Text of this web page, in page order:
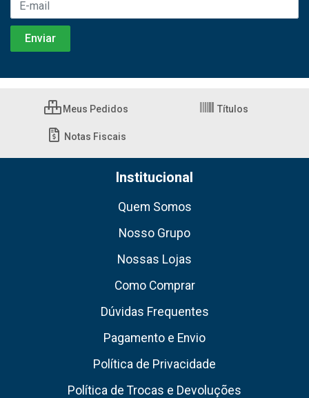
Meus Pedidos Títulos
Notas Fiscais
Institucional
Quem Somos
Nosso Grupo
Nossas Lojas
Como Comprar
Dúvidas Frequentes
Pagamento e Envio
Política de Privacidade
Política de Trocas e Devoluções